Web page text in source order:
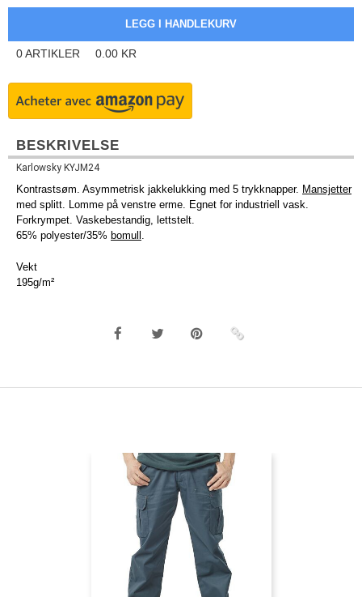
0ARTIKLER 0.00 KR
BESKRIVELSE
Karlowsky KYJM24
Kontrastsøm. Asymmetrisk jakkelukking med 5 trykknapper. Mansjetter
med splitt. Lomme på venstre erme. Egnet for industriell vask.
Forkrympet. Vaskebestandig, lettstelt.
65% polyester/35% bomull .
Vekt
195g/m²